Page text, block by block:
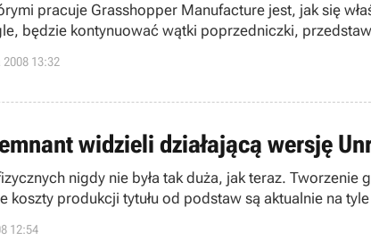
pracuje Grasshopper Manufacture jest, jak się
będzie kontynuować wątki poprzedniczki,
roku.
2008 13:32
widzieli działającą wersję
nigdy nie była tak duża, jak teraz.
koszty produkcji tytułu od podstaw są aktualnie na
czasie przyznali to m.in. ludzie ze Square Enix,
12:54